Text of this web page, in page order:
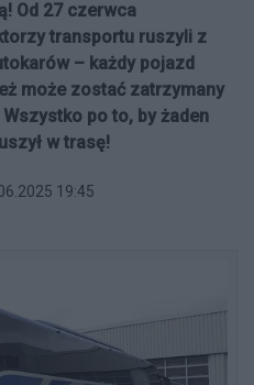
Od 27 czerwca
transportu ruszyli z
– każdy pojazd
może zostać zatrzymany
po to, by żaden
w trasę!
19:45